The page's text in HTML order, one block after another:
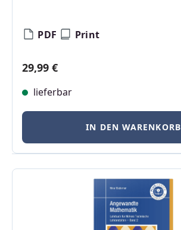
PDF Print
Regulärer Preis:
29,99 €
lieferbar
IN DEN WARENKORB